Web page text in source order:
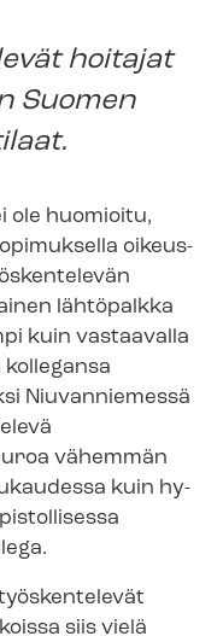
hoitajat
Suomen
ole huomioitu,
oi­keus­
lähtöpalkka
kuin vastaavalla
Niuvanniemessä
vähemmän
kuin hy­
siis vielä